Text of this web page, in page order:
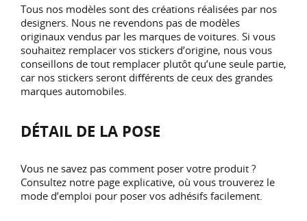
Tous nos modèles sont des créations réalisées par nos
designers. Nous ne revendons pas de modèles
originaux vendus par les marques de voitures. Si vous
souhaitez remplacer vos stickers d’origine, nous vous
conseillons de tout remplacer plutôt qu’une seule partie,
car nos stickers seront différents de ceux des grandes
marques automobiles.
DÉTAIL DE LA POSE
Vous ne savez pas comment poser votre produit ?
Consultez notre page explicative, où vous trouverez le
mode d’emploi pour poser vos adhésifs facilement.